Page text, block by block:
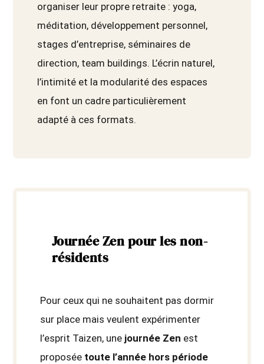
organiser leur propre retraite : yoga,
méditation, développement personnel,
stages d’entreprise, séminaires de
direction, team buildings. L’écrin naturel,
l’intimité et la modularité des espaces
en font un cadre particulièrement
adapté à ces formats.
Journée Zen pour les non-
résidents
Pour ceux qui ne souhaitent pas dormir
sur place mais veulent expérimenter
l’esprit Taizen, une journée Zen est
proposée toute l’année hors période